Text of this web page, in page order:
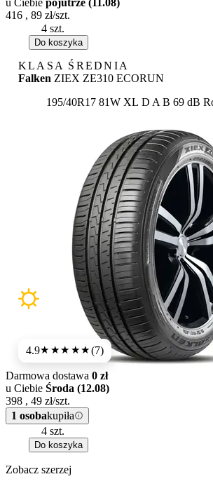
Dostępność:
416 , 89 zł/szt.
Do koszyka
KLASA ŚREDNIA
Falken ZIEX ZE310 ECORUN
195/40R17 81W XL Etykieta:
D A B 69 dB
4.9★★★★★(7)
Dostępność:
Darmowa dostawa 0 zł
u Ciebie Środa (12.08)
398 , 49 zł/szt.
1 osobakupiła
Do koszyka
Zobacz szerzej